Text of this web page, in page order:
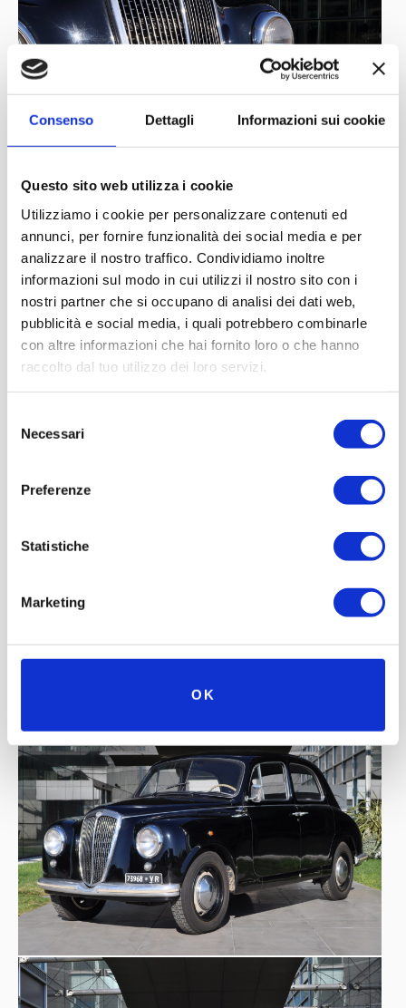
Consenso Dettagli Informazioni sui cookie
Questo sito web utilizza i cookie
Utilizziamo i cookie per personalizzare contenuti ed
annunci, per fornire funzionalità dei social media e per
analizzare il nostro traffico. Condividiamo inoltre
informazioni sul modo in cui utilizzi il nostro sito con i
nostri partner che si occupano di analisi dei dati web,
pubblicità e social media, i quali potrebbero combinarle
con altre informazioni che hai fornito loro o che hanno
raccolto dal tuo utilizzo dei loro servizi.
delNecessari
Preferenze
Statistiche
Marketing
OK